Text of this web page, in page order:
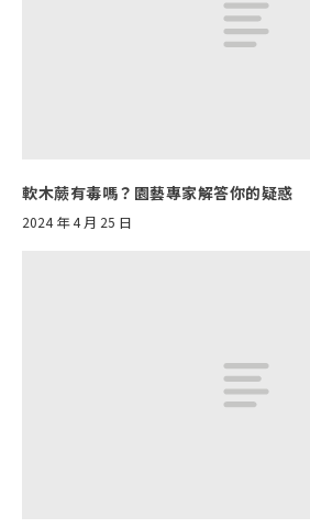
軟木蕨有毒嗎？園藝專家解答你的疑惑
2024 年 4 月 25 日